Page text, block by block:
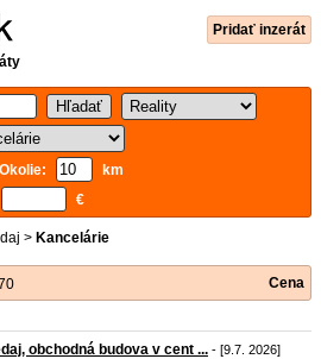
Pridať inzerát
km
€
> Kancelárie
Cena
obchodná budova v cent ... - [9.7. 2026]